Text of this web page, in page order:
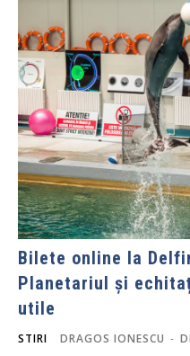
Bilete online la
Planetariul și
utile
STIRI DRAGOS IONESCU -